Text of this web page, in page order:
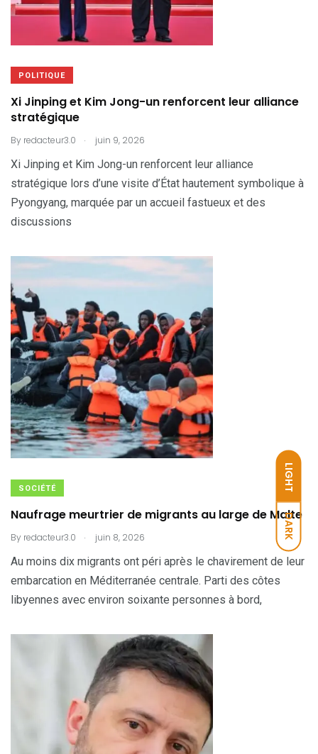
LIGHT
DARK
POLITIQUE
Xi Jinping et Kim Jong-un renforcent leur alliance
stratégique
By redacteur3.0 . juin 9, 2026
Xi Jinping et Kim Jong-un renforcent leur alliance
stratégique lors d’une visite d’État hautement symbolique à
Pyongyang, marquée par un accueil fastueux et des
discussions
SOCIÉTÉ
Naufrage meurtrier de migrants au large de Malte
By redacteur3.0 . juin 8, 2026
Au moins dix migrants ont péri après le chavirement de leur
embarcation en Méditerranée centrale. Parti des côtes
libyennes avec environ soixante personnes à bord,